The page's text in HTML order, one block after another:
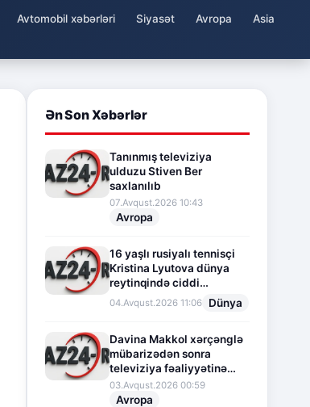
Avtomobil xəbərləri Siyasət Avropa
Asia
Ən Son Xəbərlər
Tanınmış televiziya
ulduzu Stiven Ber
saxlanılıb
07.Avqust.2026 10:43
Avropa
16 yaşlı rusiyalı tennisçi
Kristina Lyutova dünya
reytinqində ciddi
irəliləyişə imza atdı
04.Avqust.2026 11:06 Dünya
Davina Makkol xərçənglə
mübarizədən sonra
televiziya fəaliyyətinə
fasilə verir
03.Avqust.2026 00:59
Avropa